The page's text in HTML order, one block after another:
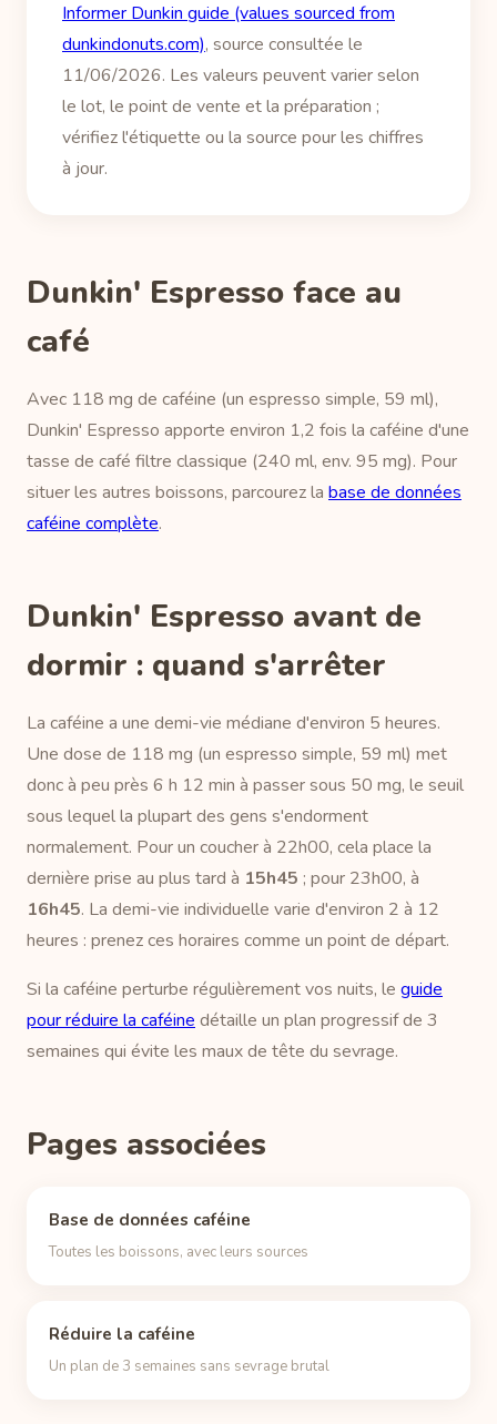
Informer Dunkin guide (values sourced from
dunkindonuts.com), source consultée le
11/06/2026. Les valeurs peuvent varier selon
le lot, le point de vente et la préparation ;
vérifiez l'étiquette ou la source pour les chiffres
à jour.
Dunkin' Espresso face au
café
Avec 118 mg de caféine (un espresso simple, 59 ml),
Dunkin' Espresso apporte environ 1,2 fois la caféine d'une
tasse de café filtre classique (240 ml, env. 95 mg). Pour
situer les autres boissons, parcourez la base de données
caféine complète.
Dunkin' Espresso avant de
dormir : quand s'arrêter
La caféine a une demi-vie médiane d'environ 5 heures.
Une dose de 118 mg (un espresso simple, 59 ml) met
donc à peu près 6 h 12 min à passer sous 50 mg, le seuil
sous lequel la plupart des gens s'endorment
normalement. Pour un coucher à 22h00, cela place la
dernière prise au plus tard à 15h45 ; pour 23h00, à
16h45. La demi-vie individuelle varie d'environ 2 à 12
heures : prenez ces horaires comme un point de départ.
Si la caféine perturbe régulièrement vos nuits, le guide
pour réduire la caféine détaille un plan progressif de 3
semaines qui évite les maux de tête du sevrage.
Pages associées
Base de données caféine
Toutes les boissons, avec leurs sources
Réduire la caféine
Un plan de 3 semaines sans sevrage brutal